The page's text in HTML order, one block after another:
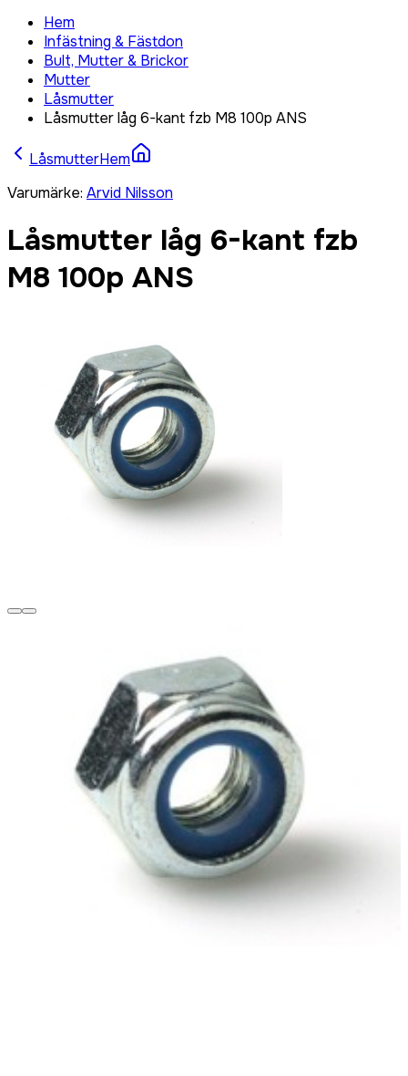
Hem
Infästning & Fästdon
Bult, Mutter & Brickor
Mutter
Låsmutter
Låsmutter låg 6-kant fzb M8 100p ANS
LåsmutterHem
Varumärke: Arvid Nilsson
Låsmutter låg 6-kant fzb
M8 100p ANS